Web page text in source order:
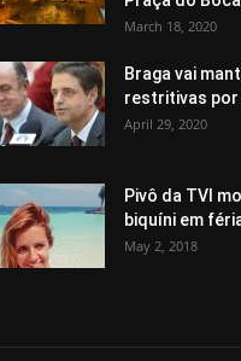
March 18, 2020
Braga vai
restritivas por
April 29, 2020
Pivô da TVI
biquíni em
May 2, 2018